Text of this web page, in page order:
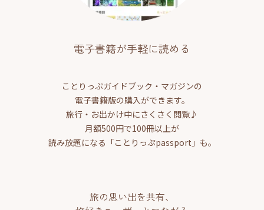
電子書籍が手軽に読める
ことりっぷガイドブック・マガジンの
電子書籍版の購入ができます。
旅行・お出かけ中にさくさく閲覧♪
月額500円で100冊以上が
読み放題になる「ことりっぷpassport」も。
旅の思い出を共有、